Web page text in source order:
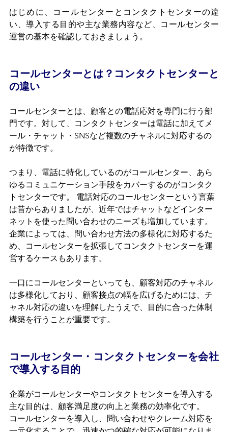
はじめに、コールセンターとコンタクトセンターの違
い、導入する目的や主な業務内容など、コールセンター
運営の基本を確認しておきましょう。
コールセンターとは？コンタクトセンターと
の違い
コールセンターとは、顧客との電話応対を専門に行う部
門です。対して、コンタクトセンターは電話に加えてメ
ール・チャット・SNSなど複数のチャネルに対応するの
が特徴です。
つまり、電話に特化しているのがコールセンター、あら
ゆるコミュニケーション手段をカバーするのがコンタク
トセンターです。 電話対応のコールセンターという言葉
は昔からありましたが、近年ではチャットなどインター
ネットを使った問い合わせのニーズも増加しています。
企業によっては、問い合わせ方法の多様化に対応するた
め、コールセンターを拡張してコンタクトセンターを運
営するケースもあります。
一口にコールセンターといっても、顧客対応のチャネル
は多様化しており、顧客接点の幅を広げるためには、チ
ャネル対応の違いを理解したうえで、目的に合った体制
構築を行うことが重要です。
コールセンター・コンタクトセンターを会社
で導入する目的
企業がコールセンターやコンタクトセンターを導入する
主な目的は、顧客満足度の向上と業務の効率化です。
コールセンターを導入し、問い合わせやクレーム対応を